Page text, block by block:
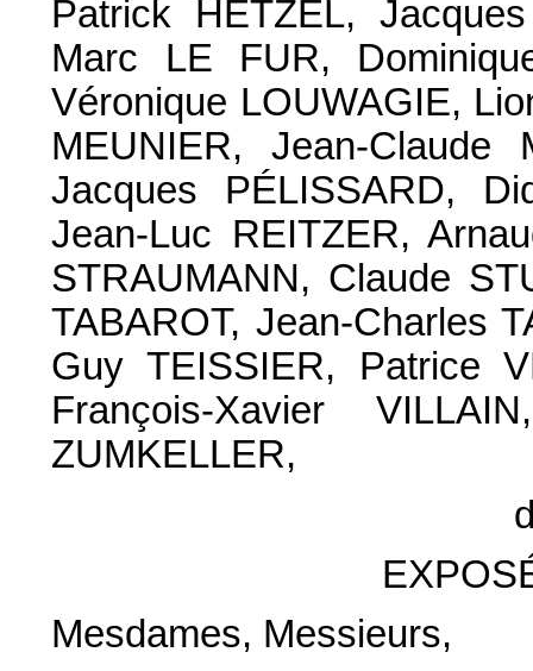
Patrick HETZEL,
Marc LE FUR,
Véronique LOUWAGIE,
MEUNIER, Jean-Claude
Jacques PÉLISSARD,
Jean-Luc REITZER,
STRAUMANN, Claude
TABAROT, Jean-Charles
Guy TEISSIER, Patrice
François-Xavier
ZUMKELLER,
Mesdames, Messieurs,